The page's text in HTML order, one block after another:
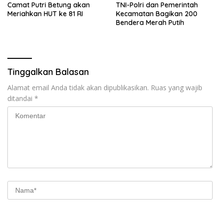
Camat Putri Betung akan
Meriahkan HUT ke 81 RI
TNI-Polri dan Pemerintah
Kecamatan Bagikan 200
Bendera Merah Putih
Tinggalkan Balasan
Alamat email Anda tidak akan dipublikasikan. Ruas yang wajib
ditandai *